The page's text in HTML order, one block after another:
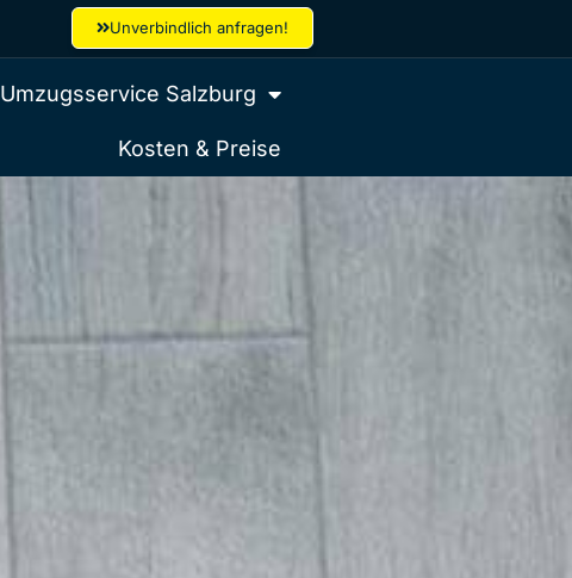
Unverbindlich anfragen!
Umzugsservice Salzburg
Kosten & Preise